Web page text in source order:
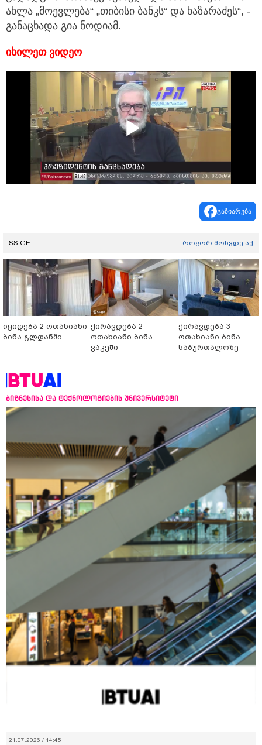
ახლა „მოევლება“ „თიბისი ბანკს“ და ხაზარაძეს“, -
განაცხადა გია ნოდიამ.
იხილეთ ვიდეო
Play
Video
გაზიარება
SS.GE როგორ მოხვდე აქ
იყიდება 2 ოთახიანი
ბინა გლდანში
ქირავდება 2
ოთახიანი ბინა
ვაკეში
ქირავდება 3
ოთახიანი ბინა
საბურთალოზე
ბიზნესისა და ტექნოლოგიების უნივერსიტეტი
21.07.2026 / 14:45